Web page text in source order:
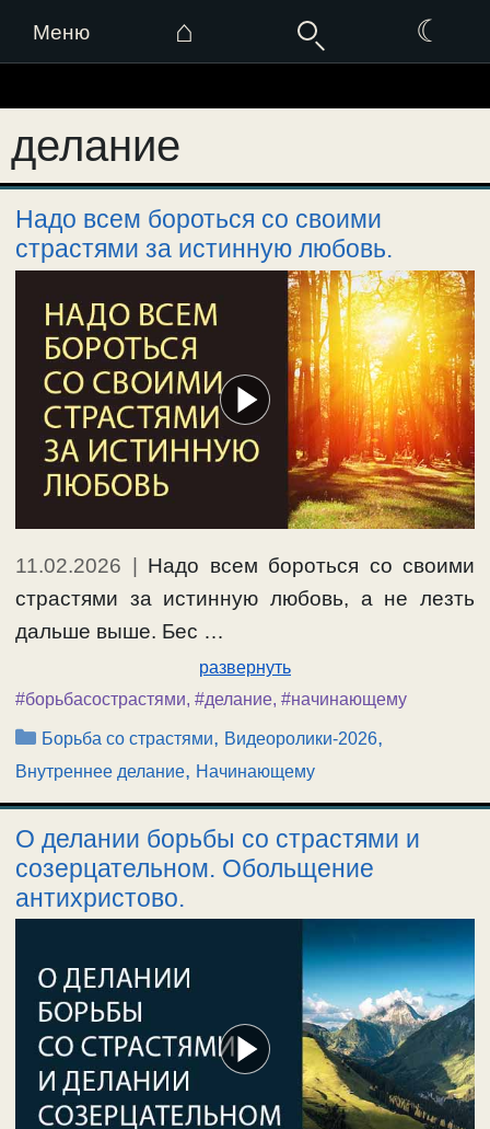
Меню ⌂ ☾
к
содержимому
делание
Надо всем бороться со своими
страстями за истинную любовь.
11.02.2026 | Надо всем бороться со своими
страстями за истинную любовь, а не лезть
дальше выше. Бес …
развернуть
#борьбасострастями, #делание, #начинающему
Рубрики
Борьба со страстями, Видеоролики-2026,
Внутреннее делание, Начинающему
О делании борьбы со страстями и
созерцательном. Обольщение
антихристово.